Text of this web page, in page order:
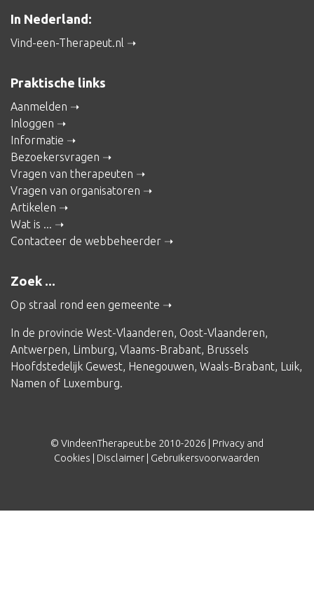
In Nederland:
Vind-een-Therapeut.nl
Praktische links
Aanmelden
Inloggen
Informatie
Bezoekersvragen
Vragen van therapeuten
Vragen van organisatoren
Artikelen
Wat is ...
Contacteer de webbeheerder
Zoek ...
Op straal rond een gemeente
In de provincie West-Vlaanderen, Oost-Vlaanderen,
Antwerpen, Limburg, Vlaams-Brabant, Brussels
Hoofdstedelijk Gewest, Henegouwen, Waals-Brabant, Luik,
Namen of Luxemburg.
© VindeenTherapeut.be 2010-2026 | Privacy and
Cookies
Disclaimer Gebruikersvoorwaarden